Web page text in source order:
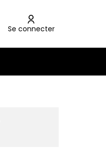
Se connecter